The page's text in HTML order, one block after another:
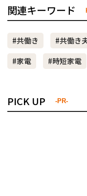
関連キーワード
#共働き #共働き
#家電
#時短家電
PICK UP -PR-